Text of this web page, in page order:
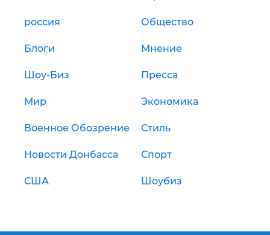
россия Общество
Блоги Мнение
Шоу-Биз Пресса
Мир Экономика
Военное Обозрение Стиль
Новости Донбасса Спорт
США Шоубиз